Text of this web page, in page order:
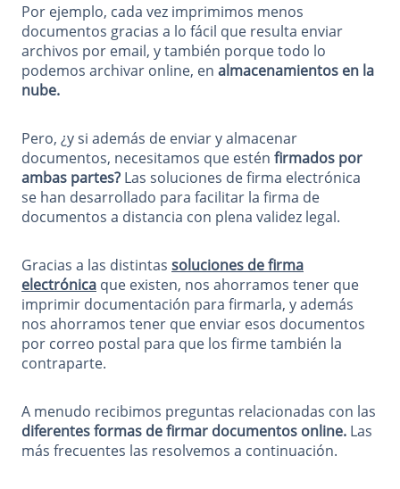
Por ejemplo, cada vez imprimimos menos
documentos gracias a lo fácil que resulta enviar
archivos por email, y también porque todo lo
podemos archivar online, en almacenamientos en la
nube.
Pero, ¿y si además de enviar y almacenar
documentos, necesitamos que estén firmados por
ambas partes? Las soluciones de firma electrónica
se han desarrollado para facilitar la firma de
documentos a distancia con plena validez legal.
Gracias a las distintas soluciones de firma
electrónica que existen, nos ahorramos tener que
imprimir documentación para firmarla, y además
nos ahorramos tener que enviar esos documentos
por correo postal para que los firme también la
contraparte.
A menudo recibimos preguntas relacionadas con las
diferentes formas de firmar documentos online. Las
más frecuentes las resolvemos a continuación.